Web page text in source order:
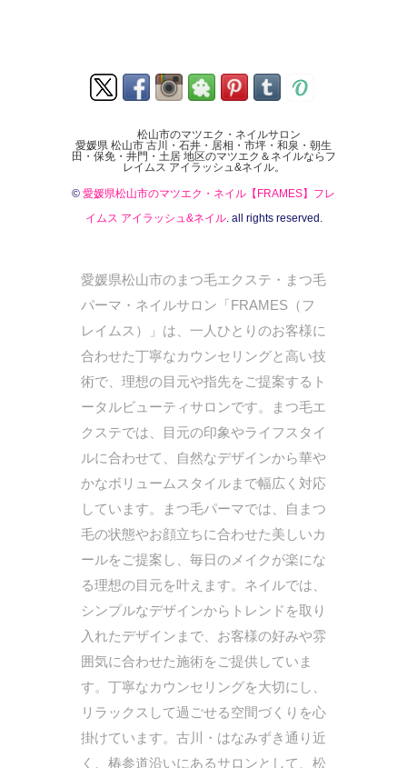
松山市のマツエク・ネイルサロン
愛媛県 松山市 古川・石井・居相・市坪・和泉・朝生
田・保免・井門・土居 地区のマツエク＆ネイルならフ
レイムス アイラッシュ&ネイル。
© 愛媛県松山市のマツエク・ネイル【FRAMES】フレ
イムス アイラッシュ&ネイル. all rights reserved.
愛媛県松山市のまつ毛エクステ・まつ毛
パーマ・ネイルサロン「FRAMES（フ
レイムス）」は、一人ひとりのお客様に
合わせた丁寧なカウンセリングと高い技
術で、理想の目元や指先をご提案するト
ータルビューティサロンです。まつ毛エ
クステでは、目元の印象やライフスタイ
ルに合わせて、自然なデザインから華や
かなボリュームスタイルまで幅広く対応
しています。まつ毛パーマでは、自まつ
毛の状態やお顔立ちに合わせた美しいカ
ールをご提案し、毎日のメイクが楽にな
る理想の目元を叶えます。ネイルでは、
シンプルなデザインからトレンドを取り
入れたデザインまで、お客様の好みや雰
囲気に合わせた施術をご提供していま
す。丁寧なカウンセリングを大切にし、
リラックスして過ごせる空間づくりを心
掛けています。古川・はなみずき通り近
く、椿参道沿いにあるサロンとして、松